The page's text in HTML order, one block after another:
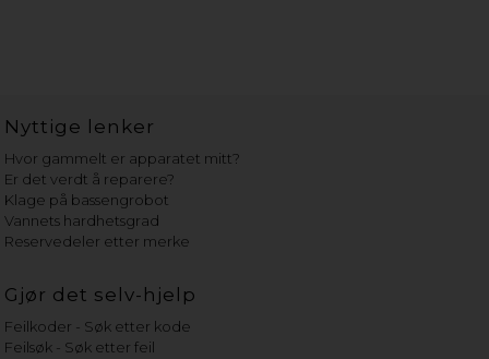
Nyttige lenker
Hvor gammelt er apparatet mitt?
Er det verdt å reparere?
Klage på bassengrobot
Vannets hardhetsgrad
Reservedeler etter merke
Gjør det selv-hjelp
Feilkoder - Søk etter kode
Feilsøk - Søk etter feil